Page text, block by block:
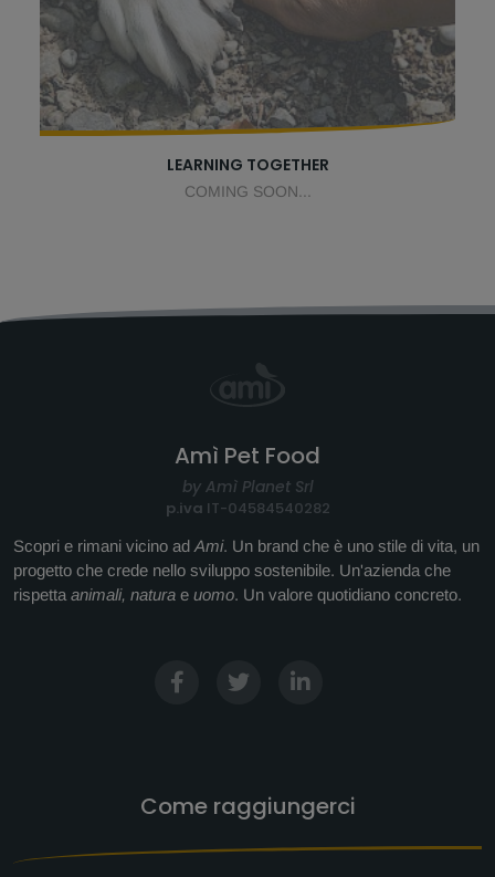
LEARNING TOGETHER
COMING SOON...
Amì Pet Food
by Amì Planet Srl
p.iva IT-04584540282
Scopri e rimani vicino ad Ami. Un brand che è uno stile di vita, un
progetto che crede nello sviluppo sostenibile. Un'azienda che
rispetta animali, natura e uomo. Un valore quotidiano concreto.
Come raggiungerci